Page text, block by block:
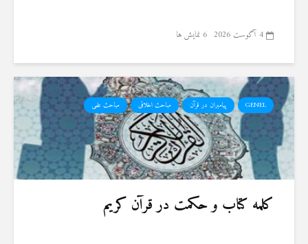
4 آگوست 2026 6 نمایش ها
GENEL پیامبران در قرآن مباحث اخلاقی مباحث علمی
کلمه کتاب و حکمت در قرآن کریم